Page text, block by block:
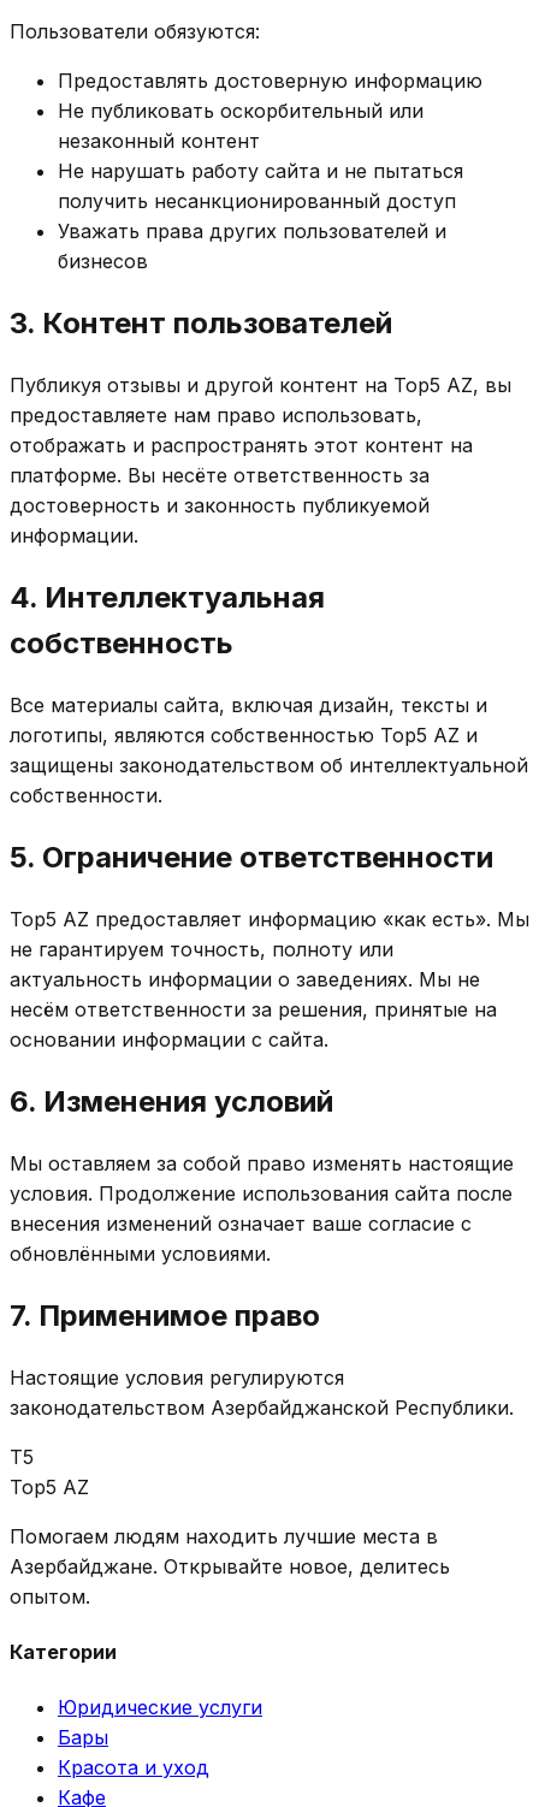
Пользователи обязуются:
Предоставлять достоверную информацию
Не публиковать оскорбительный или
незаконный контент
Не нарушать работу сайта и не пытаться
получить несанкционированный доступ
Уважать права других пользователей и
бизнесов
3. Контент пользователей
Публикуя отзывы и другой контент на Top5 AZ, вы
предоставляете нам право использовать,
отображать и распространять этот контент на
платформе. Вы несёте ответственность за
достоверность и законность публикуемой
информации.
4. Интеллектуальная
собственность
Все материалы сайта, включая дизайн, тексты и
логотипы, являются собственностью Top5 AZ и
защищены законодательством об интеллектуальной
собственности.
5. Ограничение ответственности
Top5 AZ предоставляет информацию «как есть». Мы
не гарантируем точность, полноту или
актуальность информации о заведениях. Мы не
несём ответственности за решения, принятые на
основании информации с сайта.
6. Изменения условий
Мы оставляем за собой право изменять настоящие
условия. Продолжение использования сайта после
внесения изменений означает ваше согласие с
обновлёнными условиями.
7. Применимое право
Настоящие условия регулируются
законодательством Азербайджанской Республики.
T5
Top5 AZ
Помогаем людям находить лучшие места в
Азербайджане. Открывайте новое, делитесь
опытом.
Категории
Юридические услуги
Бары
Красота и уход
Кафе